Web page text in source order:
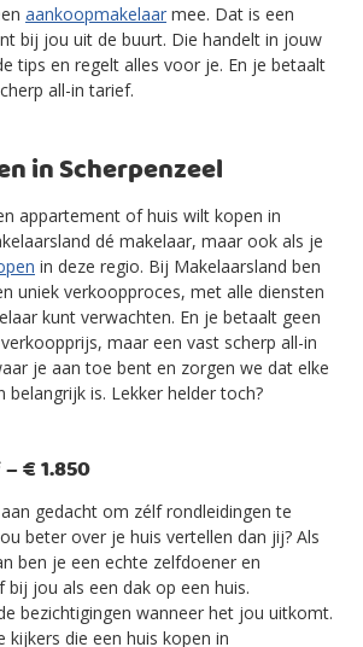
aankoopmakelaar mee. Dat is een
bij jou uit de buurt. Die handelt in jouw
tips en regelt alles voor je. En je betaalt
all-in tarief.
in Scherpenzeel
appartement of huis wilt kopen in
dé makelaar, maar ook als je
in deze regio. Bij Makelaarsland ben
uniek verkoopproces, met alle diensten
kunt verwachten. En je betaalt geen
maar een vast scherp all-in
je aan toe bent en zorgen we dat elke
belangrijk is. Lekker helder toch?
€ 1.850
gedacht om zélf rondleidingen te
beter over je huis vertellen dan jij? Als
ben je een echte zelfdoener en
bij jou als een dak op een huis.
bezichtigingen wanneer het jou uitkomt.
kijkers die een huis kopen in